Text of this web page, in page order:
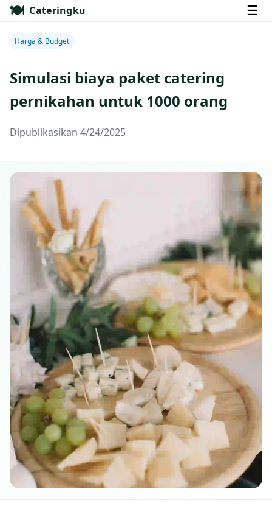
🍽️ Cateringku ☰
Harga & Budget
Simulasi biaya paket catering
pernikahan untuk 1000 orang
Dipublikasikan 4/24/2025